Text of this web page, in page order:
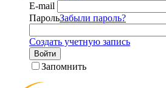
E-mail
ПарольЗабыли пароль?
Создать учетную запись
Войти
Запомнить